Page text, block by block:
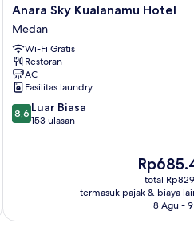
Anara
Sky
Kualanamu
Hotel
Medan
Anara Sky Kualanamu Hotel
Medan
Wi-Fi Gratis
Restoran
AC
Fasilitas laundry
8.6
dari
8,6 Luar Biasa
153 ulasan
Harga
sekarang
Rp685.413
total
termasuk pajak & biaya
8 Agu -